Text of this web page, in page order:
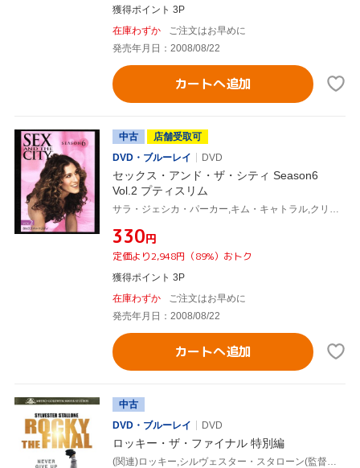
獲得ポイント 3P
在庫わずか
ご注文はお早めに
発売年月日：2008/08/22
カートへ追加
中古
店舗受取可
DVD・ブルーレイ
DVD
セックス・アンド・ザ・シティ Season6
Vol.2 プティスリム
¥330円
定価より2,948円（89%）おトク
獲得ポイント 3P
在庫わずか
ご注文はお早めに
発売年月日：2008/08/22
カートへ追加
中古
DVD・ブルーレイ
DVD
ロッキー・ザ・ファイナル 特別編